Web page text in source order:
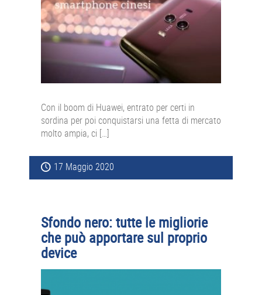
Con il boom di Huawei, entrato per certi in
sordina per poi conquistarsi una fetta di mercato
molto ampia, ci […]
17 Maggio 2020
Sfondo nero: tutte le migliorie
che può apportare sul proprio
device